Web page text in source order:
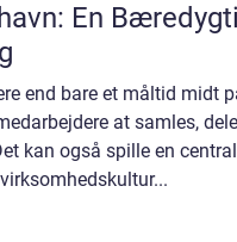
En
end bare et måltid midt
at samles, dele
kan også spille en central